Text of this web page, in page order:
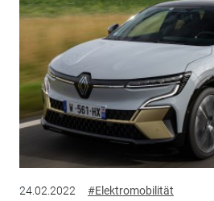
24.02.2022 #Elektromobilität